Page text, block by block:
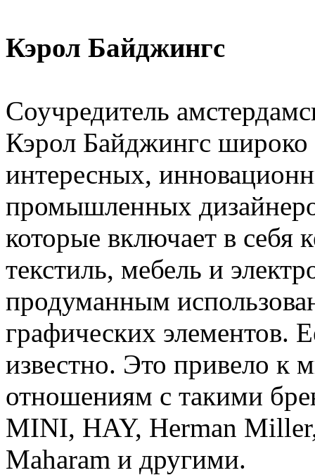
Кэрол Байджингс
Соучредитель
Кэрол Байджингс широко
интересных,
промышленных
которые включает в себя
текстиль, мебель и
продуманным
графических элементов.
известно. Это привело к
отношениям с такими
MINI, HAY, Herman
Maharam и другими.